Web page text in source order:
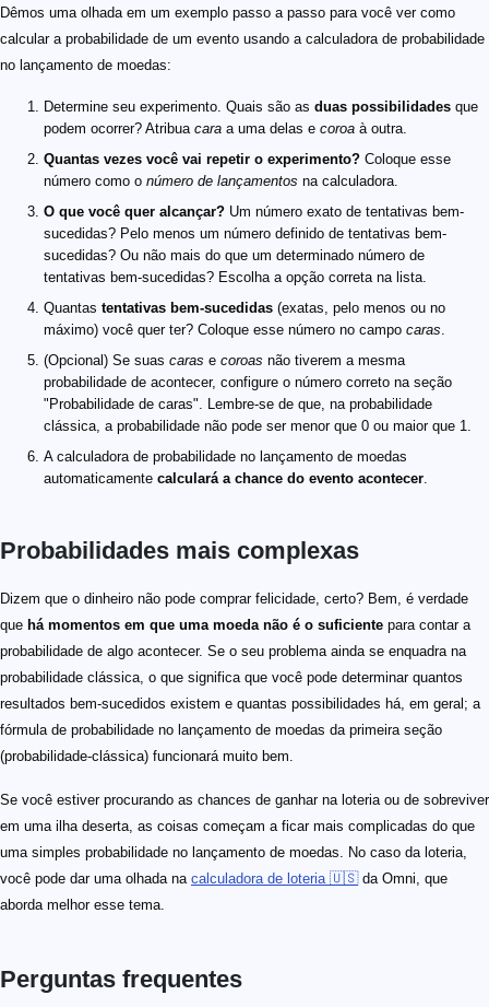
Dêmos uma olhada em um exemplo passo a passo para você ver como
calcular a probabilidade de um evento usando a calculadora de probabilidade
no lançamento de moedas:
Determine seu experimento. Quais são as duas possibilidades que
podem ocorrer? Atribua cara a uma delas e coroa à outra.
Quantas vezes você vai repetir o experimento? Coloque esse
número como o número de lançamentos na calculadora.
O que você quer alcançar? Um número exato de tentativas bem-
sucedidas? Pelo menos um número definido de tentativas bem-
sucedidas? Ou não mais do que um determinado número de
tentativas bem-sucedidas? Escolha a opção correta na lista.
Quantas tentativas bem-sucedidas (exatas, pelo menos ou no
máximo) você quer ter? Coloque esse número no campo caras.
(Opcional) Se suas caras e coroas não tiverem a mesma
probabilidade de acontecer, configure o número correto na seção
"Probabilidade de caras". Lembre-se de que, na probabilidade
clássica, a probabilidade não pode ser menor que 0 ou maior que 1.
A calculadora de probabilidade no lançamento de moedas
automaticamente calculará a chance do evento acontecer.
Probabilidades mais complexas
Dizem que o dinheiro não pode comprar felicidade, certo? Bem, é verdade
que há momentos em que uma moeda não é o suficiente para contar a
probabilidade de algo acontecer. Se o seu problema ainda se enquadra na
probabilidade clássica, o que significa que você pode determinar quantos
resultados bem-sucedidos existem e quantas possibilidades há, em geral; a
fórmula de probabilidade no lançamento de moedas da primeira seção
(probabilidade-clássica) funcionará muito bem.
Se você estiver procurando as chances de ganhar na loteria ou de sobreviver
em uma ilha deserta, as coisas começam a ficar mais complicadas do que
uma simples probabilidade no lançamento de moedas. No caso da loteria,
você pode dar uma olhada na calculadora de loteria 🇺🇸da Omni, que
aborda melhor esse tema.
Perguntas frequentes